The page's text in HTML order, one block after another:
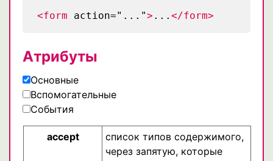
<form action="..."> ... </form>
Атрибуты
Основные
Вспомогательные
События
accept
список типов содержимого,
через запятую, которые